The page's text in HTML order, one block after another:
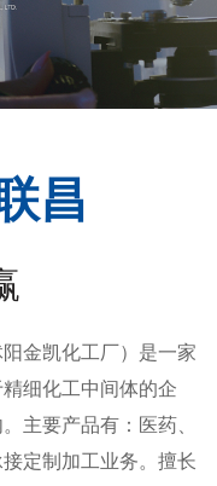
昌
阳金凯化工厂）是一家
细化工中间体的企
主要产品有：医药、
定制加工业务。擅长